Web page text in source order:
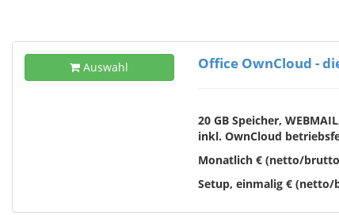
Auswahl Office OwnCloud -
20 GB Speicher,
inkl. OwnCloud
Monatlich € (netto/
Setup, einmalig € (netto/